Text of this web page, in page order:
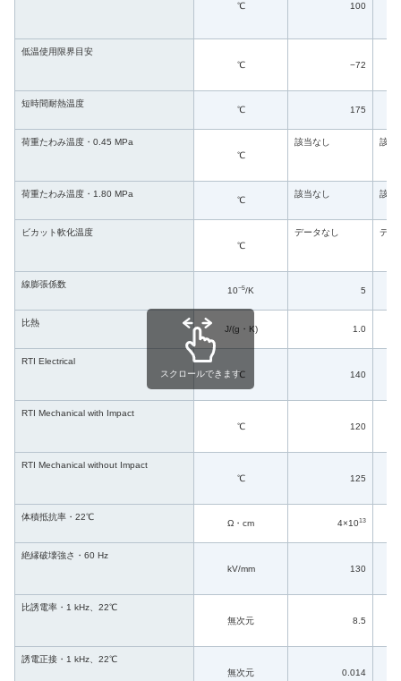
℃
100
低温使用限界目安
℃
−72
短時間耐熱温度
℃ 175
荷重たわみ温度・0.45 MPa
℃
該当なし 該当
荷重たわみ温度・1.80 MPa
℃
該当なし 該当
ビカット軟化温度
℃
データなし デー
線膨張係数
10−5/K 5
比熱
J/(g・K) 1.0
RTI Electrical
℃
140
RTI Mechanical with Impact
℃
120
RTI Mechanical without Impact
℃
125
体積抵抗率・22℃
Ω・cm 4×1013
絶縁破壊強さ・60 Hz
kV/mm
130
比誘電率・1 kHz、22℃
無次元
8.5
誘電正接・1 kHz、22℃
無次元
0.014
スクロールできます